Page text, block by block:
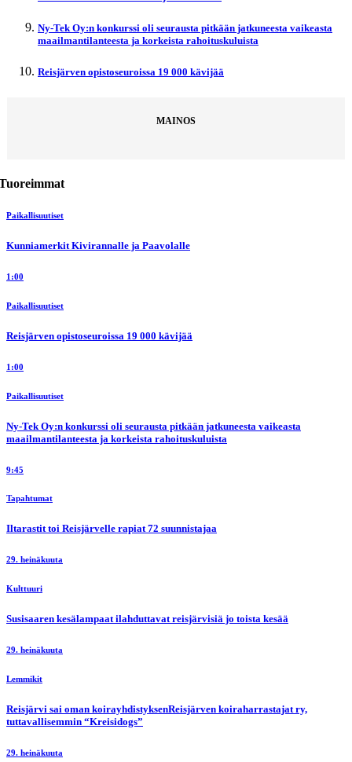
Ny-Tek Oy:n konkurssi oli seurausta pitkään jatkuneesta vaikeasta
maailmantilanteesta ja korkeista rahoituskuluista
Reisjärven opistoseuroissa 19 000 kävijää
MAINOS
Paikallisuutiset
Kunniamerkit Kivirannalle ja Paavolalle
1:00
Paikallisuutiset
Reisjärven opistoseuroissa 19 000 kävijää
1:00
Paikallisuutiset
Ny-Tek Oy:n konkurssi oli seurausta pitkään jatkuneesta vaikeasta
maailmantilanteesta ja korkeista rahoituskuluista
9:45
Tapahtumat
Iltarastit toi Reisjärvelle rapiat 72 suunnistajaa
29. heinäkuuta
Kulttuuri
Susisaaren kesälampaat ilahduttavat reisjärvisiä jo toista kesää
29. heinäkuuta
Lemmikit
Reisjärvi sai oman koirayhdistyksenReisjärven koiraharrastajat ry,
tuttavallisemmin “Kreisidogs”
29. heinäkuuta